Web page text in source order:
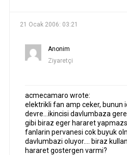
21 Ocak 2006: 03:21
Anonim
Ziyaretçi
acmecamaro wrote:
elektrikli fan amp ceker, bunun
devre…ikincisi davlumbaza
gibi biraz eger hararet
fanlarin pervanesi cok buyuk
davlumbazi oluyor…. biraz
hararet gostergen varmi?